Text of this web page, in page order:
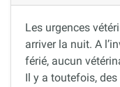
Les urgences
arriver la nuit. A
férié, aucun
Il y a toutefois,